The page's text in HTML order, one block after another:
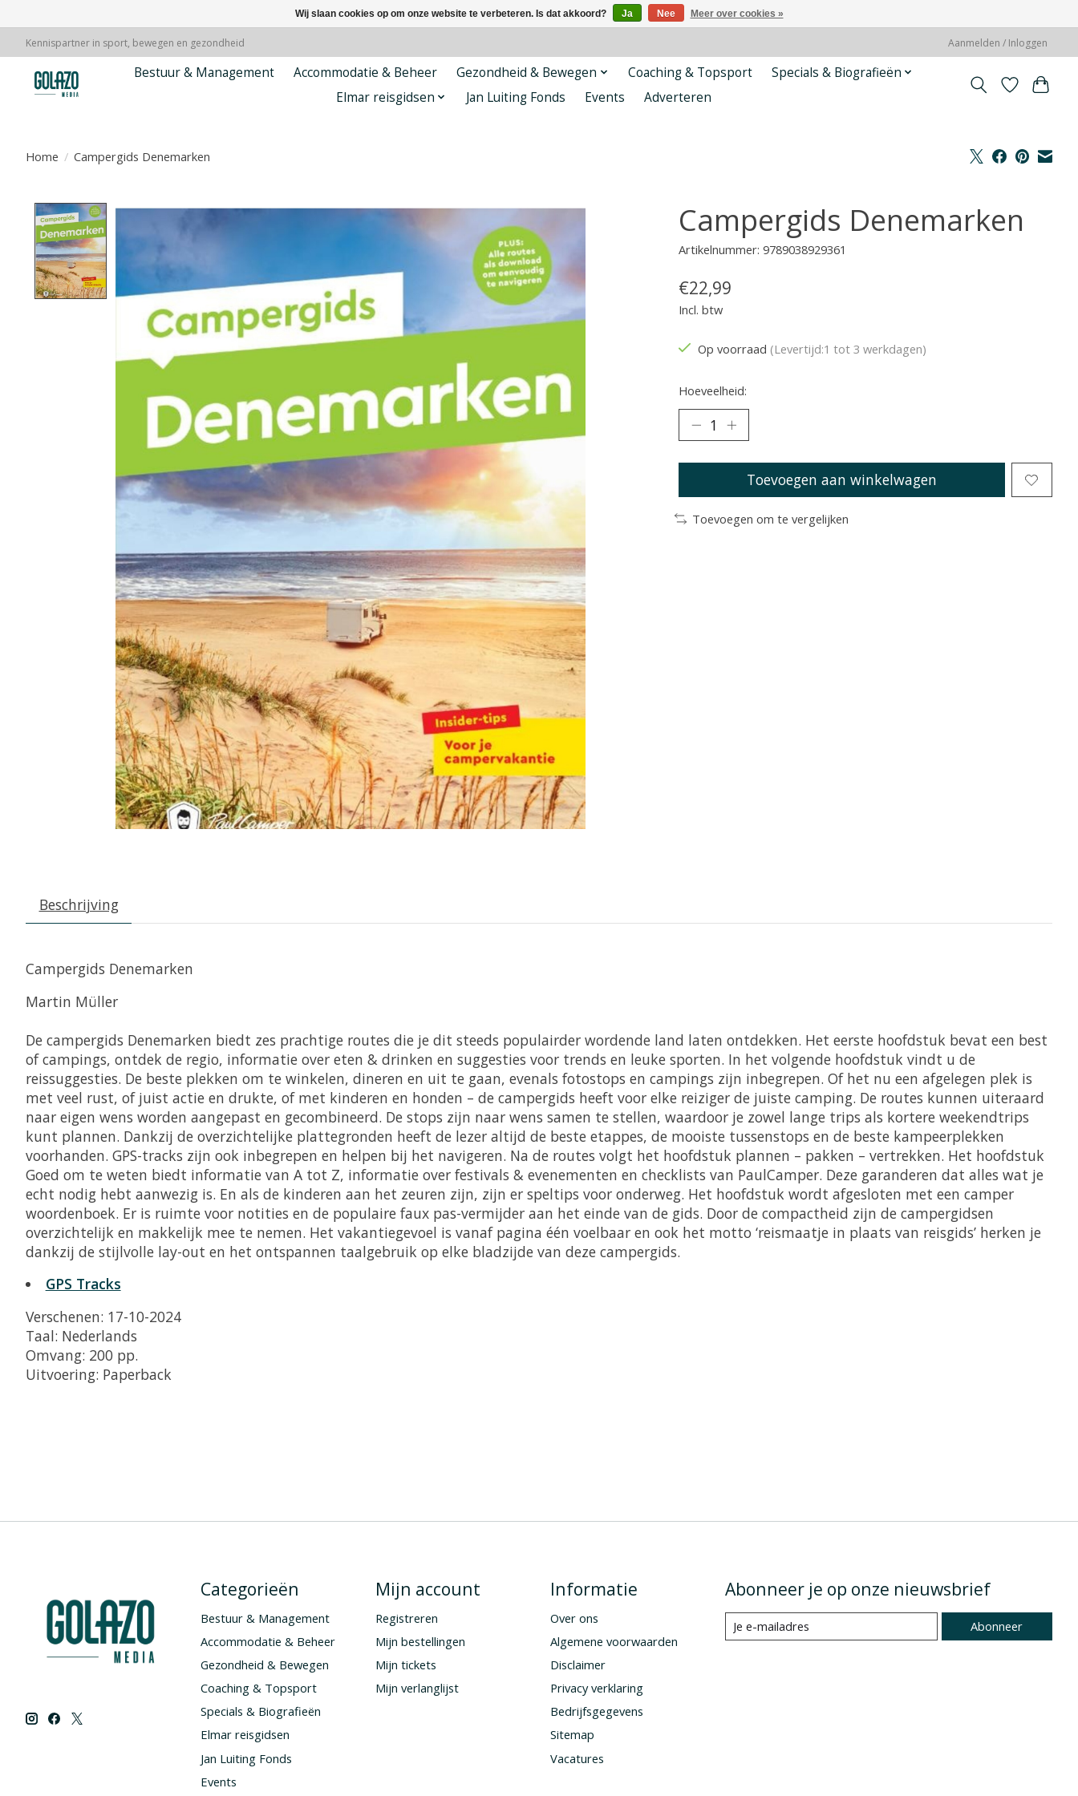
Kennispartner in sport, bewegen en gezondheid Aanmelden / Inloggen
Bestuur & Management Accommodatie & Beheer Gezondheid & Bewegen Coaching & Topsport
Specials & Biografieën
Elmar reisgidsen
Jan Luiting Fonds Events Adverteren
Home / Campergids Denemarken
Product image slideshow Items Campergids Denemarken
Artikelnummer: 9789038929361
€22,99
Incl. btw
Op voorraad (Levertijd:1 tot 3 werkdagen)
Hoeveelheid:
Toevoegen aan winkelwagen
Toevoegen om te vergelijken
Beschrijving
Campergids Denemarken
Martin Müller
De campergids Denemarken biedt zes prachtige routes die je dit steeds populairder wordende land laten ontdekken. Het eerste hoofdstuk bevat een best
of campings, ontdek de regio, informatie over eten & drinken en suggesties voor trends en leuke sporten. In het volgende hoofdstuk vindt u de
reissuggesties. De beste plekken om te winkelen, dineren en uit te gaan, evenals fotostops en campings zijn inbegrepen. Of het nu een afgelegen plek is
met veel rust, of juist actie en drukte, of met kinderen en honden – de campergids heeft voor elke reiziger de juiste camping. De routes kunnen uiteraard
naar eigen wens worden aangepast en gecombineerd. De stops zijn naar wens samen te stellen, waardoor je zowel lange trips als kortere weekendtrips
kunt plannen. Dankzij de overzichtelijke plattegronden heeft de lezer altijd de beste etappes, de mooiste tussenstops en de beste kampeerplekken
voorhanden. GPS-tracks zijn ook inbegrepen en helpen bij het navigeren. Na de routes volgt het hoofdstuk plannen – pakken – vertrekken. Het hoofdstuk
Goed om te weten biedt informatie van A tot Z, informatie over festivals & evenementen en checklists van PaulCamper. Deze garanderen dat alles wat je
echt nodig hebt aanwezig is. En als de kinderen aan het zeuren zijn, zijn er speltips voor onderweg. Het hoofdstuk wordt afgesloten met een camper
woordenboek. Er is ruimte voor notities en de populaire faux pas-vermijder aan het einde van de gids. Door de compactheid zijn de campergidsen
overzichtelijk en makkelijk mee te nemen. Het vakantiegevoel is vanaf pagina één voelbaar en ook het motto ‘reismaatje in plaats van reisgids’ herken je
dankzij de stijlvolle lay-out en het ontspannen taalgebruik op elke bladzijde van deze campergids.
GPS Tracks
Verschenen: 17-10-2024
Taal: Nederlands
Omvang: 200 pp.
Uitvoering: Paperback
Categorieën
Bestuur & Management
Accommodatie & Beheer
Gezondheid & Bewegen
Coaching & Topsport
Specials & Biografieën
Elmar reisgidsen
Jan Luiting Fonds
Events
Mijn account
Registreren
Mijn bestellingen
Mijn tickets
Mijn verlanglijst
Informatie
Over ons
Algemene voorwaarden
Disclaimer
Privacy verklaring
Bedrijfsgegevens
Sitemap
Vacatures
Abonneer je op onze nieuwsbrief
Abonneer
Wij slaan cookies op om onze website te verbeteren. Is dat akkoord? Ja Nee Meer over cookies »